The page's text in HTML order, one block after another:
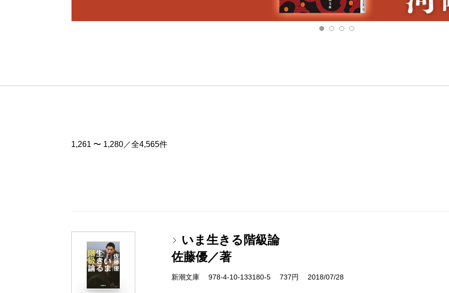
1,261 〜 1,280／全4,565件
いま生きる階級論
佐藤優／著
新潮文庫 978-4-10-133180-5 737円 2018/07/28